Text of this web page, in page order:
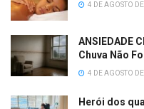
4 DE AGOSTO
ANSIEDADE
Chuva Não
4 DE AGOSTO
Herói dos